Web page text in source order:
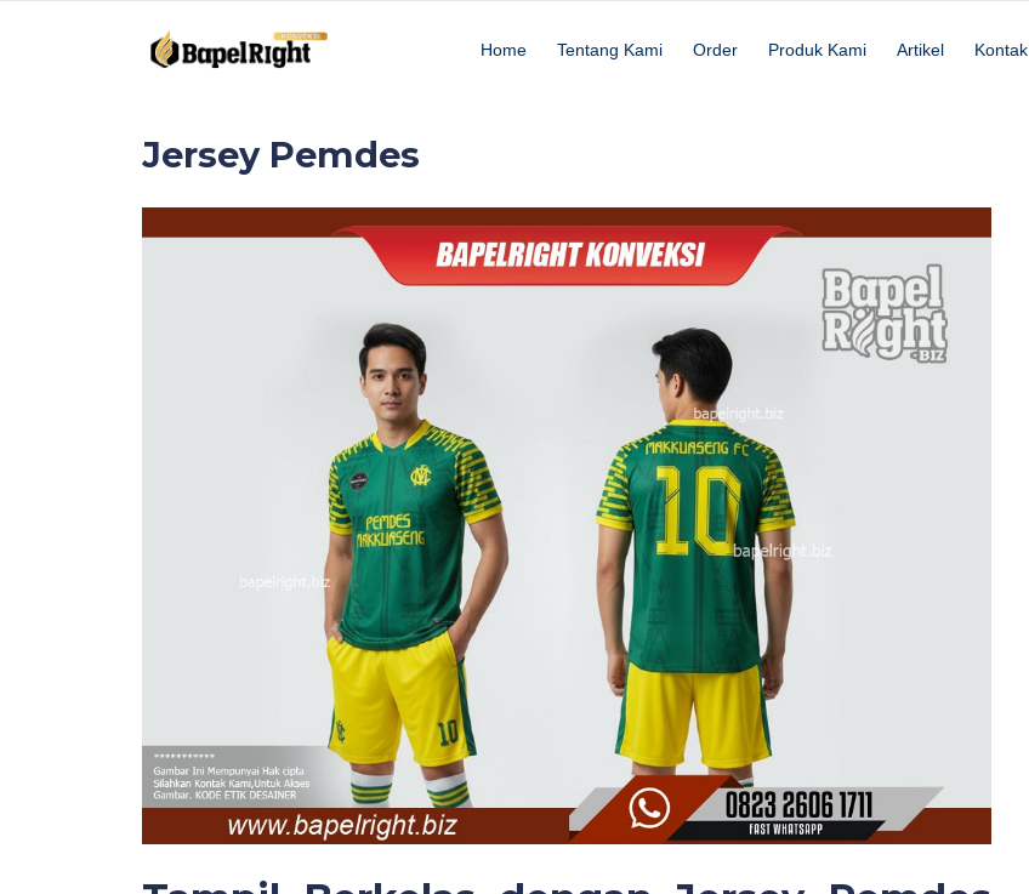
Home Tentang Kami Order Produk Kami Artikel Kontak
Jersey Pemdes